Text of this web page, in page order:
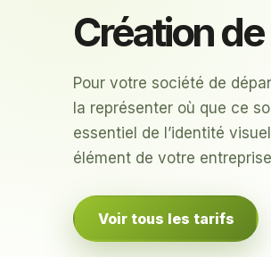
Création
Pour votre société de
la représenter où que ce
essentiel de l’identité
élément de votre
Voir tous les tarifs